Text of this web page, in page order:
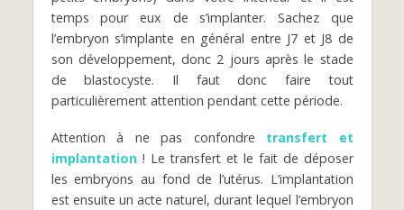
temps pour eux de s’implanter. Sachez que
l’embryon s’implante en général entre J7 et J8 de
son développement, donc 2 jours après le stade
de blastocyste. Il faut donc faire tout
particulièrement attention pendant cette période.
Attention à ne pas confondre transfert et
implantation! Le transfert et le fait de déposer
les embryons au fond de l’utérus. L’implantation
est ensuite un acte naturel, durant lequel l’embryon